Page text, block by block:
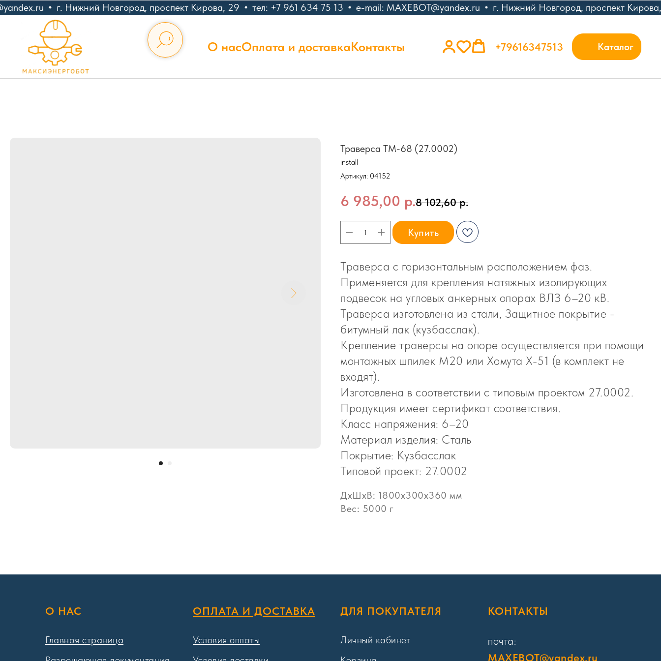
г. Нижний Новгород, проспект Кирова, 29 тел: +7 961 634 75 13 e-mail: MAXEBOT@yandex.ru г. Нижний Новгород, проспект Кирова,
О насОплата и доставкаКонтакты +79616347513 Каталог
Траверса ТМ-68 (27.0002)
install
Артикул: 04152
6 985,00 р.8 102,60 р.
Купить
Траверса с горизонтальным расположением фаз.
Применяется для крепления натяжных изолирующих
подвесок на угловых анкерных опорах ВЛЗ 6–20 кВ.
Траверса изготовлена из стали, Защитное покрытие -
битумный лак (кузбасслак).
Крепление траверсы на опоре осуществляется при помощи
монтажных шпилек М20 или Хомута Х-51 (в комплект не
входят).
Изготовлена в соответствии с типовым проектом 27.0002.
Продукция имеет сертификат соответствия.
Класс напряжения: 6–20
Материал изделия: Сталь
Покрытие: Кузбасслак
Типовой проект: 27.0002
ДxШxВ: 1800x300x360 мм
Вес: 5000 г
О НАС
Главная страница
ОПЛАТА И ДОСТАВКА
Условия оплаты
ДЛЯ ПОКУПАТЕЛЯ
Личный кабинет
КОНТАКТЫ
почта:
MAXEBOT@yandex.ru